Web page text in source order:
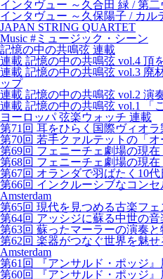
インタヴュー ～久合田 緑 / 第
インタヴュー ～久保陽子 / カル
JAPAN STRING QUARTET
Music #ミュージック・シーン
記憶の中の共鳴弦 連載
連載 記憶の中の共鳴弦 vol.4 頂
連載 記憶の中の共鳴弦 vol.3 廃
ップ
連載 記憶の中の共鳴弦 vol.2 演
連載 記憶の中の共鳴弦 vol.1 「
ヨーロッパ 弦楽ウォッチ 連載
第71回 耳をひらく国際ヴィオラ
第70回 若手クァルテットの「
第69回 フェニーチェ劇場の現在
第68回 フェニーチェ劇場の現在
第67回 オランダで羽ばたく10
第66回 インクルーシブなコン
Amsterdam
第65回 現代を見つめる古楽フェ
第64回 アッシジに蘇る中世の音
第63回 蘇ったマーラーの演奏と
第62回 楽器がつなぐ世界を魅
Amsterdam
第61回 『アンサルド・ポッジ』
第60回 『アンサルド・ポッジ』